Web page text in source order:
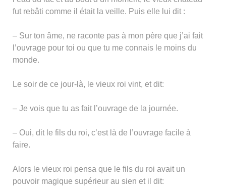
fut rebâti comme il était la veille. Puis elle lui dit :
– Sur ton âme, ne raconte pas à mon père que j’ai fait
l’ouvrage pour toi ou que tu me connais le moins du
monde.
Le soir de ce jour-là, le vieux roi vint, et dit:
– Je vois que tu as fait l’ouvrage de la journée.
– Oui, dit le fils du roi, c’est là de l’ouvrage facile à
faire.
Alors le vieux roi pensa que le fils du roi avait un
pouvoir magique supérieur au sien et il dit: